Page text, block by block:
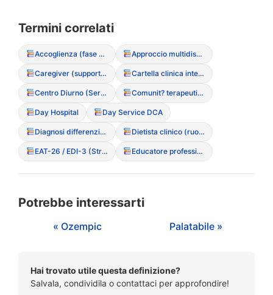
Termini correlati
Accoglienza (fase di primo ascolto) Approccio multidisciplinare integrato
Caregiver (supporto e ruolo nel DCA) Cartella clinica integrata
Centro Diurno (Servizio semiresidenziale) Comunit? terapeutica residenziale
Day Hospital Day Service DCA
Diagnosi differenziale Dietista clinico (ruolo nell’equipe)
EAT-26 / EDI-3 (Strumenti di screening) Educatore professionale sanitario
Potrebbe interessarti
« Ozempic Palatabile »
Hai trovato utile questa definizione?
Salvala, condividila o contattaci per approfondire!